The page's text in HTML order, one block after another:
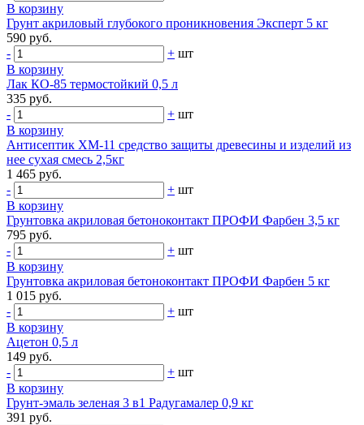
В корзину
Грунт акриловый глубокого проникновения Эксперт 5 кг
590 руб.
-
+ шт
В корзину
Лак КО-85 термостойкий 0,5 л
335 руб.
-
+ шт
В корзину
Антисептик ХМ-11 средство защиты древесины и изделий из
нее сухая смесь 2,5кг
1 465 руб.
-
+ шт
В корзину
Грунтовка акриловая бетоноконтакт ПРОФИ Фарбен 3,5 кг
795 руб.
-
+ шт
В корзину
Грунтовка акриловая бетоноконтакт ПРОФИ Фарбен 5 кг
1 015 руб.
-
+ шт
В корзину
Ацетон 0,5 л
149 руб.
-
+ шт
В корзину
Грунт-эмаль зеленая 3 в1 Радугамалер 0,9 кг
391 руб.